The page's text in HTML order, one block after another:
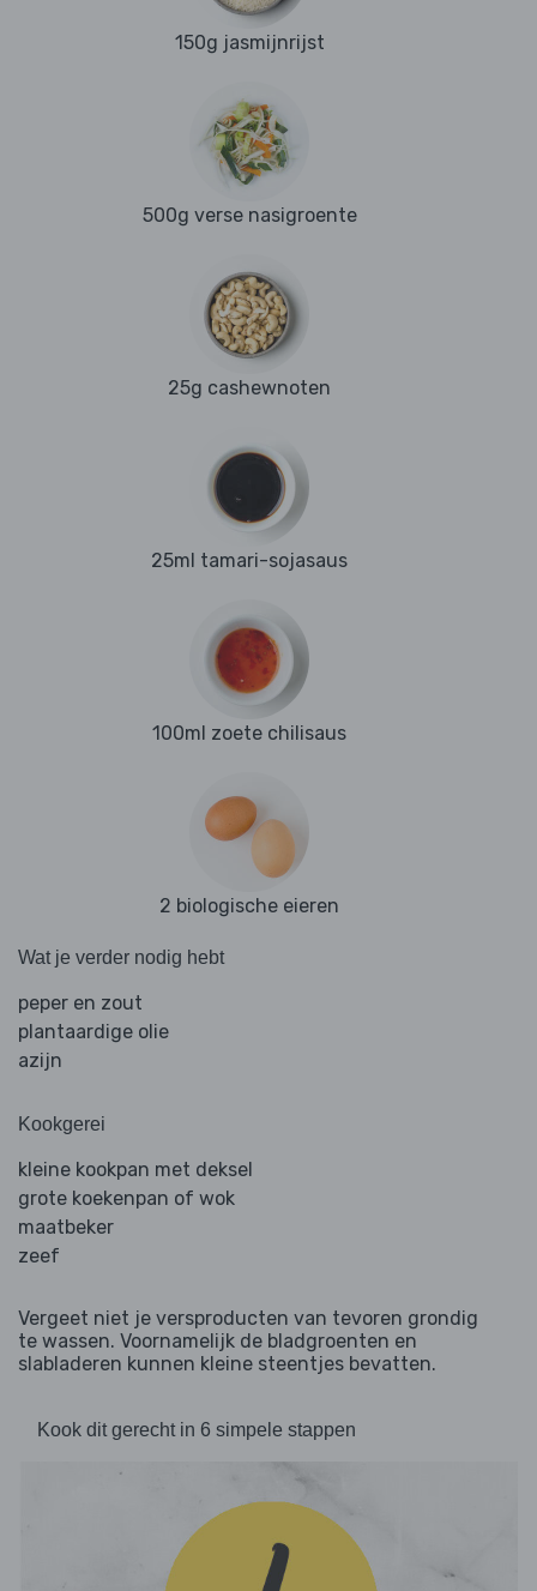
150g jasmijnrijst
500g verse nasigroente
25g cashewnoten
25ml tamari-sojasaus
100ml zoete chilisaus
2 biologische eieren
Wat je verder nodig hebt
peper en zout
plantaardige olie
azijn
Kookgerei
kleine kookpan met deksel
grote koekenpan of wok
maatbeker
zeef
Vergeet niet je versproducten van tevoren grondig
te wassen. Voornamelijk de bladgroenten en
slabladeren kunnen kleine steentjes bevatten.
Kook dit gerecht in 6 simpele stappen